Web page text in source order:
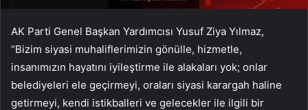
AK Parti Genel Başkan Yardımcısı Yusuf Ziya Yılmaz,
“Bizim siyasi muhaliflerimizin gönülle, hizmetle,
insanımızın hayatını iyileştirme ile alakaları yok; onlar
belediyeleri ele geçirmeyi, oraları siyasi karargah haline
getirmeyi, kendi istikballeri ve gelecekler ile ilgili bir